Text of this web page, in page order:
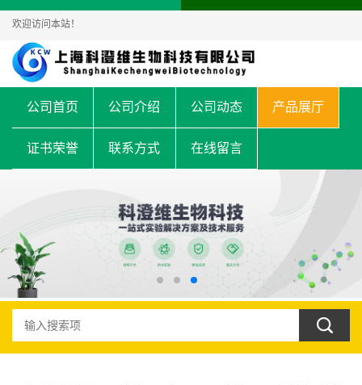
欢迎访问本站！
公司首页 公司介绍 公司动态 产品展厅
证书荣誉 联系方式 在线留言